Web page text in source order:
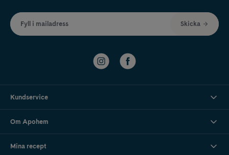
Fyll i mailadress Skicka
Kundservice
Om Apohem
Mina recept